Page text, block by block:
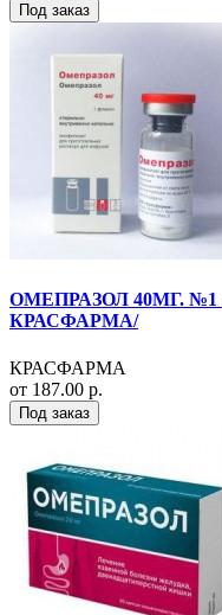
Под заказ
ОМЕПРАЗОЛ 40МГ.
КРАСФАРМА/
КРАСФАРМА
от 187.00 р.
Под заказ